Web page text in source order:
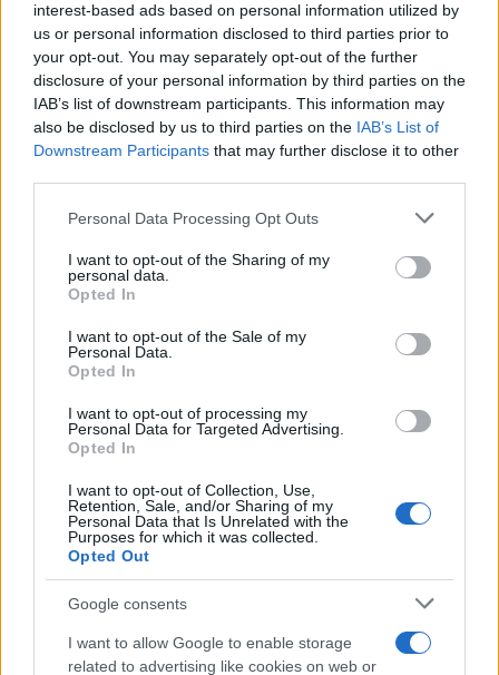
interest-based ads based on personal information utilized by
us or personal information disclosed to third parties prior to
your opt-out. You may separately opt-out of the further
disclosure of your personal information by third parties on the
IAB’s list of downstream participants. This information may
also be disclosed by us to third parties on the IAB’s List of
Downstream Participants that may further disclose it to other
Please note that this website/app uses one or more Google
not limited to your visit or usage behaviour. You may click to
grant or deny consent to Google and its third-party tags to
use your data for below specified purposes in below Google
consent section.
Personal Data Processing Opt Outs
I want to opt-out of the Sharing of my
personal data.
Opted In
I want to opt-out of the Sale of my
Personal Data.
Opted In
I want to opt-out of processing my
Personal Data for Targeted Advertising.
Opted In
I want to opt-out of Collection, Use,
Retention, Sale, and/or Sharing of my
Personal Data that Is Unrelated with the
Purposes for which it was collected.
Opted Out
Google consents
I want to allow Google to enable storage
related to advertising like cookies on web or
Continua a leggere
LIFESTYLE